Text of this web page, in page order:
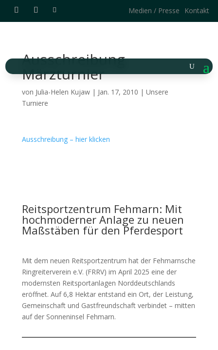
Medien / Presse Kontakt
Ausschreibung
Märzturnier
von Julia-Helen Kujaw| Jan. 17, 2010 | Unsere
Turniere
Ausschreibung – hier klicken
Reitsportzentrum Fehmarn: Mit
hochmoderner Anlage zu neuen
Maßstäben für den Pferdesport
Mit dem neuen Reitsportzentrum hat der Fehmarnsche
Ringreiterverein e.V. (FRRV) im April 2025 eine der
modernsten Reitsportanlagen Norddeutschlands
eröffnet. Auf 6,8 Hektar entstand ein Ort, der Leistung,
Gemeinschaft und Gastfreundschaft verbindet – mitten
auf der Sonneninsel Fehmarn.